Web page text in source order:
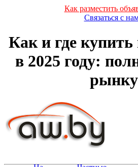
Как разместить
Связаться с
Как и где купить
в 2025 году:
рынку